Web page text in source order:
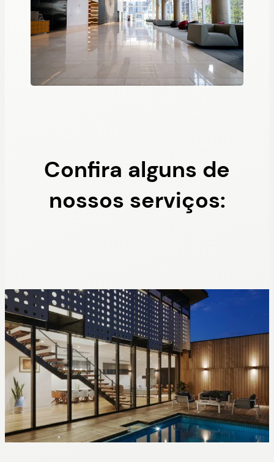
Confira alguns de
nossos serviços: